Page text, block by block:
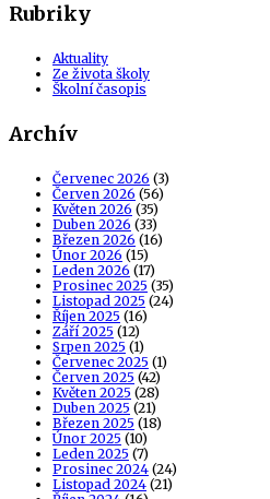
Rubriky
Aktuality
Ze života školy
Školní časopis
Archív
Červenec 2026 (3)
Červen 2026 (56)
Květen 2026 (35)
Duben 2026 (33)
Březen 2026 (16)
Únor 2026 (15)
Leden 2026 (17)
Prosinec 2025 (35)
Listopad 2025 (24)
Říjen 2025 (16)
Září 2025 (12)
Srpen 2025 (1)
Červenec 2025 (1)
Červen 2025 (42)
Květen 2025 (28)
Duben 2025 (21)
Březen 2025 (18)
Únor 2025 (10)
Leden 2025 (7)
Prosinec 2024 (24)
Listopad 2024 (21)